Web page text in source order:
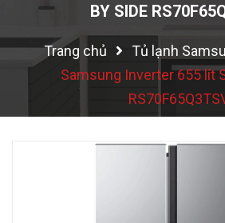
BY SIDE
Trang chủ Tủ lạnh
Samsung Inverter 655 lít